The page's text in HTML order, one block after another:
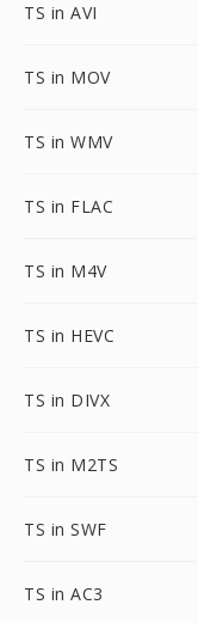
TS in AVI
TS in MOV
TS in WMV
TS in FLAC
TS in M4V
TS in HEVC
TS in DIVX
TS in M2TS
TS in SWF
TS in AC3